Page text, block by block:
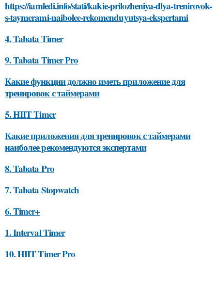
https://iamledi.info/stati/kakie-prilozheniya-dlya-trenirovok-
s-taymerami-naibolee-rekomenduyutsya-ekspertami
4. Tabata Timer
9. Tabata Timer Pro
Какие функции должно иметь приложение для
тренировок с таймерами
5. HIIT Timer
Какие приложения для тренировок с таймерами
наиболее рекомендуются экспертами
8. Tabata Pro
7. Tabata Stopwatch
6. Timer+
1. Interval Timer
10. HIIT Timer Pro